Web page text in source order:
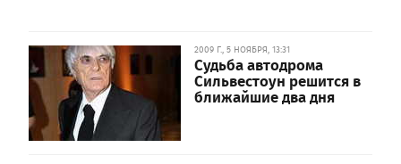
2009 Г., 5 НОЯБРЯ, 13:31
Судьба автодрома
Сильвестоун решится в
ближайшие два дня